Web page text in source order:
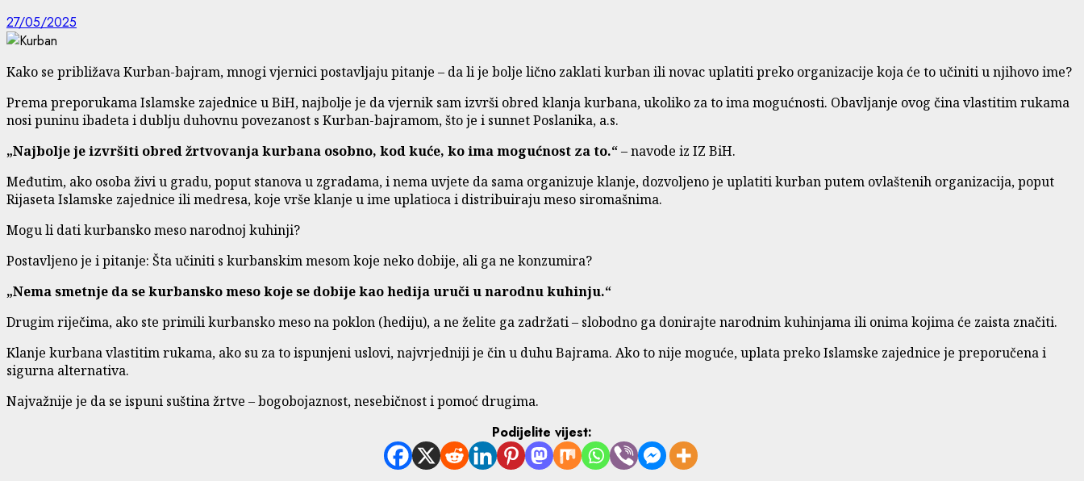
27/05/2025
Kako se približava Kurban-bajram, mnogi vjernici postavljaju pitanje – da li je bolje lično zaklati kurban ili novac uplatiti preko organizacije koja će to učiniti u njihovo ime?
Prema preporukama Islamske zajednice u BiH, najbolje je da vjernik sam izvrši obred klanja kurbana, ukoliko za to ima mogućnosti. Obavljanje ovog čina vlastitim rukama
nosi puninu ibadeta i dublju duhovnu povezanost s Kurban-bajramom, što je i sunnet Poslanika, a.s.
„Najbolje je izvršiti obred žrtvovanja kurbana osobno, kod kuće, ko ima mogućnost za to.“– navode iz IZ BiH.
Međutim, ako osoba živi u gradu, poput stanova u zgradama, i nema uvjete da sama organizuje klanje, dozvoljeno je uplatiti kurban putem ovlaštenih organizacija, poput
Rijaseta Islamske zajednice ili medresa, koje vrše klanje u ime uplatioca i distribuiraju meso siromašnima.
Mogu li dati kurbansko meso narodnoj kuhinji?
Postavljeno je i pitanje: Šta učiniti s kurbanskim mesom koje neko dobije, ali ga ne konzumira?
„Nema smetnje da se kurbansko meso koje se dobije kao hedija uruči u narodnu kuhinju.“
Drugim riječima, ako ste primili kurbansko meso na poklon (hediju), a ne želite ga zadržati – slobodno ga donirajte narodnim kuhinjama ili onima kojima će zaista značiti.
Klanje kurbana vlastitim rukama, ako su za to ispunjeni uslovi, najvrjedniji je čin u duhu Bajrama. Ako to nije moguće, uplata preko Islamske zajednice je preporučena i
sigurna alternativa.
Najvažnije je da se ispuni suština žrtve – bogobojaznost, nesebičnost i pomoć drugima.
Podijelite vijest: